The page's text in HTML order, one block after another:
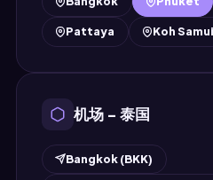
Pattaya Koh Samui
机场 – 泰国
Bangkok (BKK)